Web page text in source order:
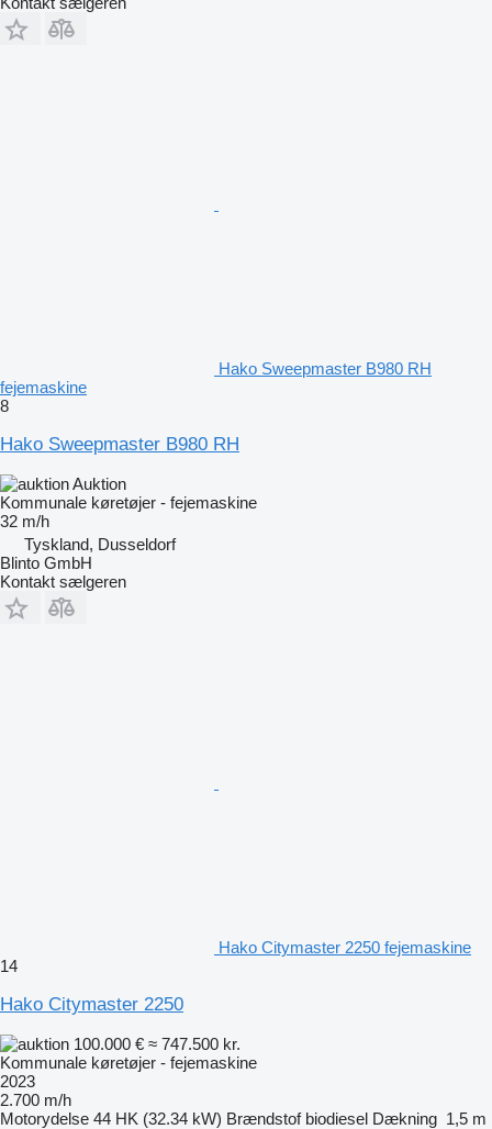
Hako Sweepmaster B980 RH
fejemaskine
8
Hako Sweepmaster B980 RH
Auktion
Kommunale køretøjer - fejemaskine
32 m/h
Tyskland, Dusseldorf
Blinto GmbH
Kontakt sælgeren
Hako Citymaster 2250 fejemaskine
14
Hako Citymaster 2250
100.000 € ≈ 747.500 kr.
Kommunale køretøjer - fejemaskine
2023
2.700 m/h
Motorydelse 44 HK (32.34 kW) Brændstof biodiesel Dækning 1,5 m